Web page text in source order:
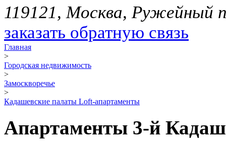
119121, Москва, Ружейный
заказать обратную связь
Главная
>
Городская недвижимость
>
Замоскворечье
>
Кадашевские палаты Loft-апартаменты
Апартаменты 3-й